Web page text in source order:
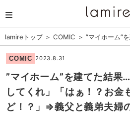
lamireトップ＞ COMIC ＞ ”マイホーム”
COMIC 2023.8.31
”マイホーム”を建てた結果
してくれ」「はぁ！？お金
ど！？」⇒義父と義弟夫婦